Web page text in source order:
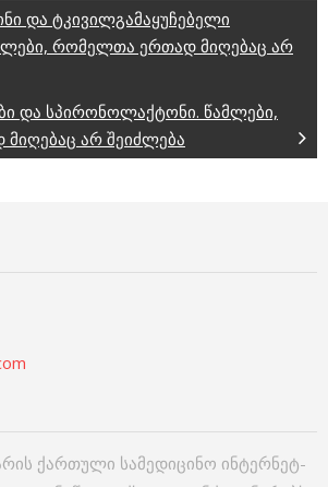
და ტკივილგამაყუჩებელი
რომელთა ერთად მიღებაც არ
და სპირონოლაქტონი. წამლები,
არ შეიძლება
ქართული სამედიცინო ინტერნეტ-